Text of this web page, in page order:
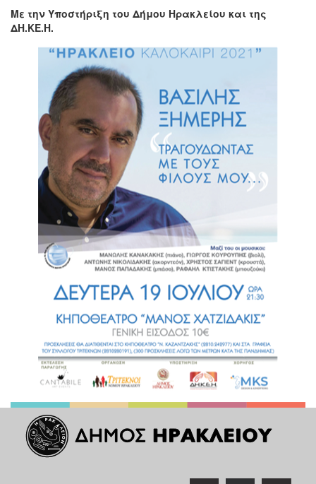
Με την Υποστήριξη του Δήμου Ηρακλείου και της
ΔΗ.ΚΕ.Η.